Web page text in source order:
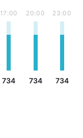
17:00
734
20:00
734
23:00
734